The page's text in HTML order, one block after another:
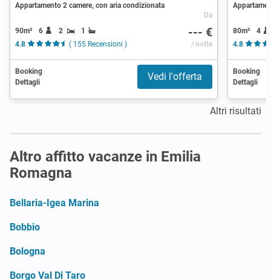
Appartamento 2 camere, con aria condizionata
90m² 6 2
1
4.8
( 155 Recensioni )
Da
--- €
/ notte
Booking
Dettagli
Vedi l'offerta
80m²
4
4.8
Booking
Dettagli
Altri risultati
Altro affitto vacanze in Emilia
Romagna
Bellaria-Igea Marina
Bobbio
Bologna
Borgo Val Di Taro